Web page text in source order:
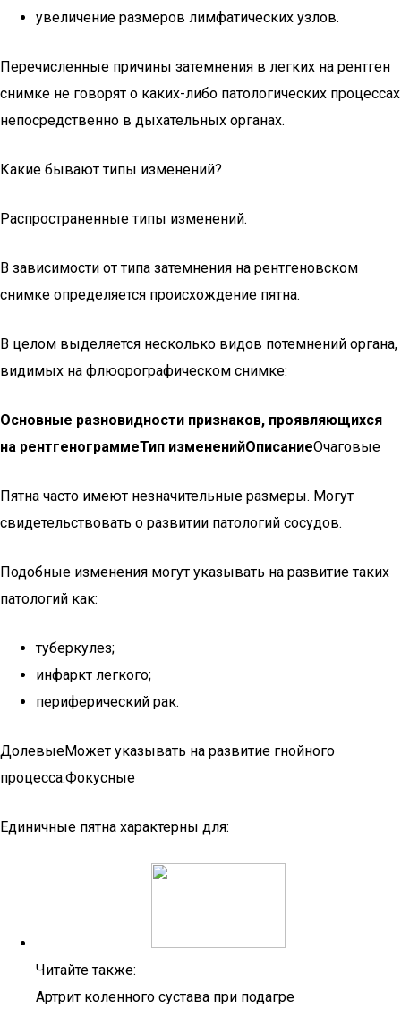
увеличение размеров лимфатических узлов.
Перечисленные причины затемнения в легких на рентген
снимке не говорят о каких-либо патологических процессах
непосредственно в дыхательных органах.
Какие бывают типы изменений?
Распространенные типы изменений.
В зависимости от типа затемнения на рентгеновском
снимке определяется происхождение пятна.
В целом выделяется несколько видов потемнений органа,
видимых на флюорографическом снимке:
Основные разновидности признаков, проявляющихся
на рентгенограммеТип измененийОписаниеОчаговые
Пятна часто имеют незначительные размеры. Могут
свидетельствовать о развитии патологий сосудов.
Подобные изменения могут указывать на развитие таких
патологий как:
туберкулез;
инфаркт легкого;
периферический рак.
ДолевыеМожет указывать на развитие гнойного
процесса.Фокусные
Единичные пятна характерны для:
Читайте также:
Артрит коленного сустава при подагре